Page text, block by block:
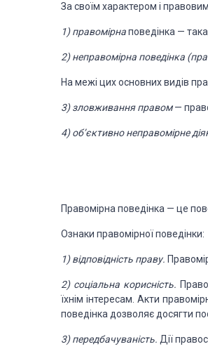
За своїм характером і
1) правомірнаповедінка —
2)неправомірна поведінка
На межі цих основнихвидів
3)зловживання правом—
4)об’єктивно неправомірне
Правомірна поведінка — це
Ознаки правомірноїповедінки:
1) відповідність праву.
2) соціальна корисність.
їхнім інтересам. Акти
поведінка дозволяє досягти
3) передбачуваність. Дії